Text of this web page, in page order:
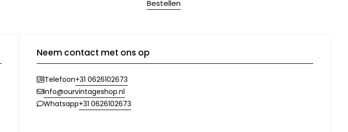
Bestellen
Neem contact met ons op
Telefoon+31 0626102673
info@ourvintageshop.nl
Whatsapp+31 0626102673